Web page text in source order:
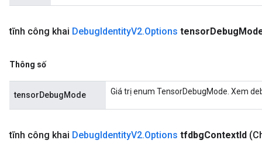
tĩnh công khai DebugIdentityV2.Options tensorDebug
Thông số
tensorDebugMode Giá trị enum TensorDebugMode. Xem
tĩnh công khai DebugIdentityV2.Options tfdbgContextId